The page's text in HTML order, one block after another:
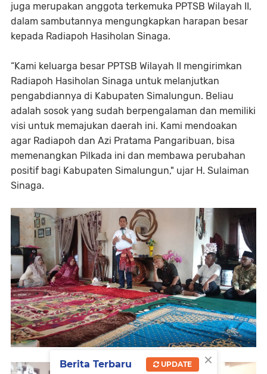
juga merupakan anggota terkemuka PPTSB Wilayah II,
dalam sambutannya mengungkapkan harapan besar
kepada Radiapoh Hasiholan Sinaga.
“Kami keluarga besar PPTSB Wilayah II mengirimkan
Radiapoh Hasiholan Sinaga untuk melanjutkan
pengabdiannya di Kabupaten Simalungun. Beliau
adalah sosok yang sudah berpengalaman dan memiliki
visi untuk memajukan daerah ini. Kami mendoakan
agar Radiapoh dan Azi Pratama Pangaribuan, bisa
memenangkan Pilkada ini dan membawa perubahan
positif bagi Kabupaten Simalungun," ujar H. Sulaiman
Sinaga.
×
Berita Terbaru UPDATE